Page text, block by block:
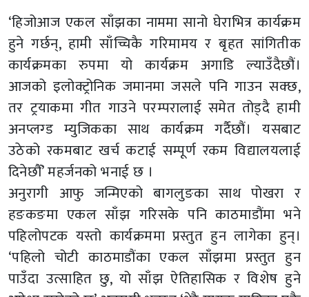
‘हिजोआज एकल साँझका नाममा सानो घेराभित्र कार्यक्रम
हुने गर्छन्, हामी साँच्चिकै गरिमामय र बृहत सांगितीक
कार्यक्रमका रुपमा यो कार्यक्रम अगाडि ल्याउँदैछौं।
आजको इलोक्ट्रोनिक जमानमा जसले पनि गाउन सक्छ,
तर ट्रयाकमा गीत गाउने परम्परालाई समेत तोड्दै हामी
अनप्लग्ड म्युजिकका साथ कार्यक्रम गर्दैछौं। यसबाट
उठेको रकमबाट खर्च कटाई सम्पूर्ण रकम विद्यालयलाई
दिनेछौँ’ महर्जनको भनाई छ ।
अनुरागी आफु जन्मिएको बागलुङका साथ पोखरा र
हङकङमा एकल साँझ गरिसके पनि काठमाडौंमा भने
पहिलोपटक यस्तो कार्यक्रममा प्रस्तुत हुन लागेका हुन्।
‘पहिलो चोटी काठमाडौंका एकल साँझमा प्रस्तुत हुन
पाउँदा उत्साहित छु, यो साँझ ऐतिहासिक र विशेष हुने